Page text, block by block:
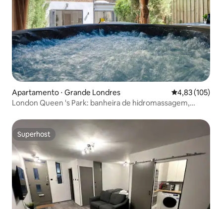
Apartamento ⋅ Grande Londres 4,83 de uma
4,83 (105)
London Queen 's Park: banheira de hidromassagem,
Superhost
Superhost